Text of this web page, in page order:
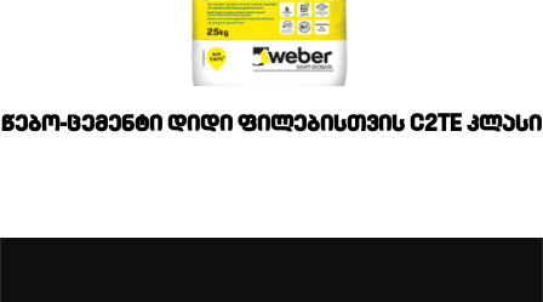
წებო-ცემენტი დიდი ფილებისთვის C2TE კლასი